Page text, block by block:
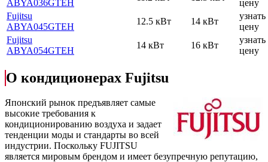
AВYA036GТЕH
цену
Fujitsu
AВYA045GТЕH
12.5 кВт 14 кВт
узнать
цену
Fujitsu
AВYA054GТЕH
14 кВт 16 кВт
узнать
цену
О кондиционерах Fujitsu
Японский рынок предъявляет самые
высокие требования к
кондиционированию воздуха и задает
тенденции моды и стандарты во всей
индустрии. Поскольку FUJITSU
является мировым брендом и имеет безупречную репутацию,